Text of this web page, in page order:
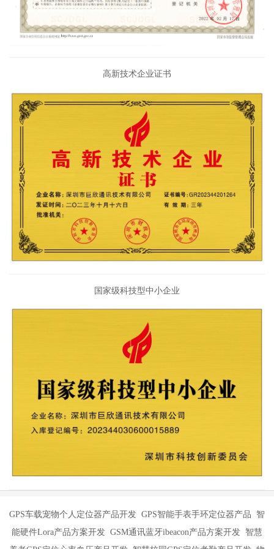
高新技术企业证书
国家级科技型中小企业
GPS车载宠物个人定位器产品开发 GPS智能手表手环定位器产品 智
能硬件Lora产品方案开发 GSM通讯蓝牙ibeacon产品方案开发 智慧